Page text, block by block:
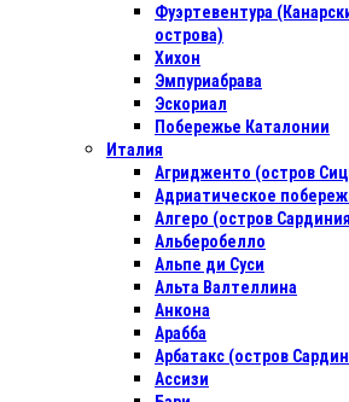
Фуэртевентура
острова)
Хихон
Эмпуриабрава
Эскориал
Побережье Каталонии
Италия
Агридженто (остров
Адриатическое
Алгеро (остров
Альберобелло
Альпе ди Суси
Альта Валтеллина
Анкона
Арабба
Арбатакс (остров
Ассизи